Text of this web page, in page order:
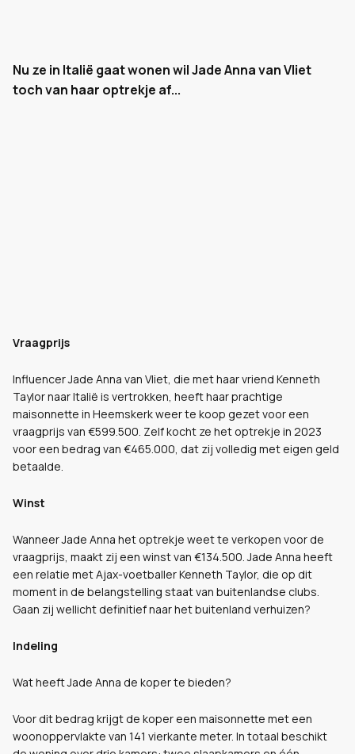
Nu ze in Italië gaat wonen wil Jade Anna van Vliet
toch van haar optrekje af...
Vraagprijs
Influencer Jade Anna van Vliet, die met haar vriend Kenneth
Taylor naar Italië is vertrokken, heeft haar prachtige
maisonnette in Heemskerk weer te koop gezet voor een
vraagprijs van €599.500. Zelf kocht ze het optrekje in 2023
voor een bedrag van €465.000, dat zij volledig met eigen geld
betaalde.
Winst
Wanneer Jade Anna het optrekje weet te verkopen voor de
vraagprijs, maakt zij een winst van €134.500. Jade Anna heeft
een relatie met Ajax-voetballer Kenneth Taylor, die op dit
moment in de belangstelling staat van buitenlandse clubs.
Gaan zij wellicht definitief naar het buitenland verhuizen?
Indeling
Wat heeft Jade Anna de koper te bieden?
Voor dit bedrag krijgt de koper een maisonnette met een
woonoppervlakte van 141 vierkante meter. In totaal beschikt